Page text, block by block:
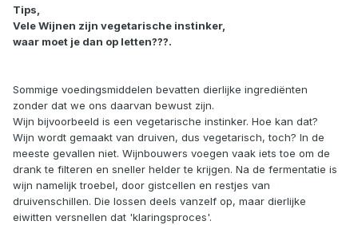
Tips,
Vele Wijnen zijn vegetarische instinker,
waar moet je dan op letten???.
Sommige voedingsmiddelen bevatten dierlijke ingrediënten
zonder dat we ons daarvan bewust zijn.
Wijn bijvoorbeeld is een vegetarische instinker. Hoe kan dat?
Wijn wordt gemaakt van druiven, dus vegetarisch, toch? In de
meeste gevallen niet. Wijnbouwers voegen vaak iets toe om de
drank te filteren en sneller helder te krijgen. Na de fermentatie is
wijn namelijk troebel, door gistcellen en restjes van
druivenschillen. Die lossen deels vanzelf op, maar dierlijke
eiwitten versnellen dat 'klaringsproces'.